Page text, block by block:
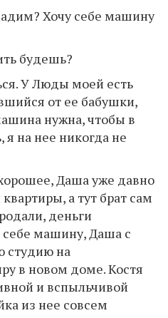
Хочу себе машину
будешь?
У Люды моей есть
от ее бабушки,
нужна, чтобы в
я на нее никогда не
Даша уже давно
а тут брат сам
деньги
себе машину, Даша с
студию на
в новом доме. Костя
и вспыльчивой
из нее совсем